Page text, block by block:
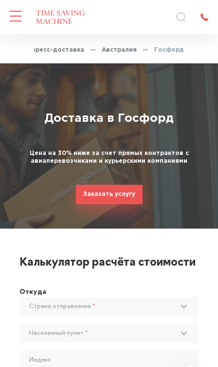
Экспресс-доставка — Австралия — Госфорд
Доставка в Госфорд
Цена на 30% ниже за счет прямых контрактов с
авиаперевозчиками и курьерскими компаниями
Заказать услугу
Калькулятор расчёта стоимости
Откуда
Страна отправления *
Населенный пункт *
Индекс